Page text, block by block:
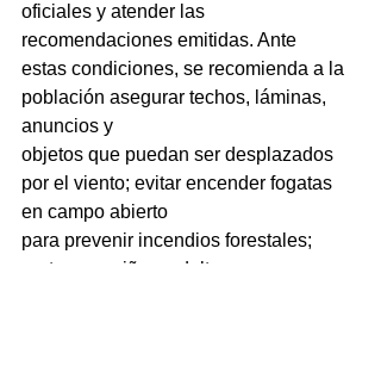
oficiales y atender las
recomendaciones emitidas. Ante
estas condiciones, se recomienda a la
población asegurar techos, láminas,
anuncios y
objetos que puedan ser desplazados
por el viento; evitar encender fogatas
en campo abierto
para prevenir incendios forestales;
proteger a niños, adultos mayores y